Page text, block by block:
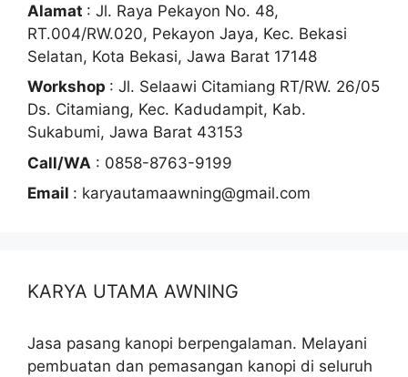
Alamat : Jl. Raya Pekayon No. 48,
RT.004/RW.020, Pekayon Jaya, Kec. Bekasi
Selatan, Kota Bekasi, Jawa Barat 17148
Workshop : Jl. Selaawi Citamiang RT/RW. 26/05
Ds. Citamiang, Kec. Kadudampit, Kab.
Sukabumi, Jawa Barat 43153
Call/WA : 0858-8763-9199
Email : karyautamaawning@gmail.com
KARYA UTAMA AWNING
Jasa pasang kanopi berpengalaman. Melayani
pembuatan dan pemasangan kanopi di seluruh